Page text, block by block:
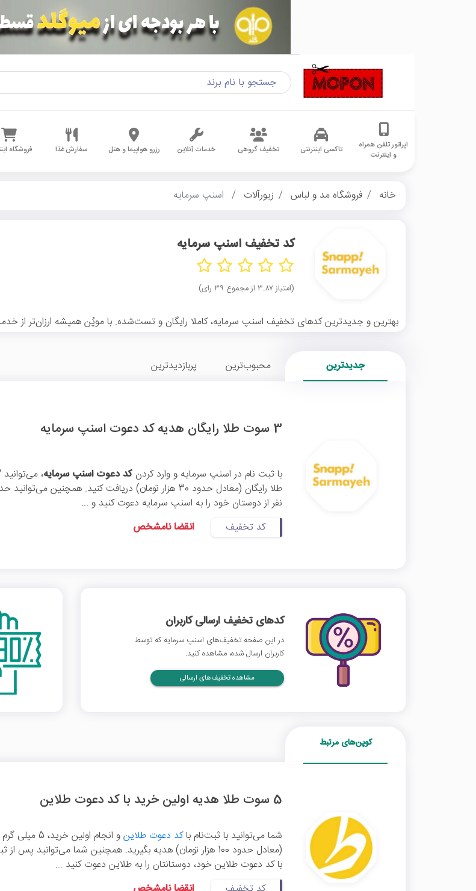
اپراتور تلفن همراه
و اینترنت
تاکسی اینترنتی تخفیف گروهی خدمات آنلاین رزرو هواپیما و هتل سفارش غذا فروشگاه
خانه فروشگاه مد و لباس زیورآلات اسنپ سرمایه
کد تخفیف اسنپ سرمایه
(امتیاز ۳.۸۷ از مجموع ۳۹ رای)
بهترین و جدیدترین کدهای تخفیف اسنپ سرمایه، کاملا رایگان و تست‌شده. با موپُن همیشه ارزان‌تر از
جدیدترین محبوب‌ترین پربازدیدترین
3 سوت طلا رایگان هدیه کد دعوت اسنپ سرمایه
با ثبت نام در اسنپ سرمایه و وارد کردن کد دعوت اسنپ سرمایه
نفر از دوستان خود را به اسنپ سرمایه دعوت کنید و ...
کد تخفیف
انقضا نامشخص
کدهای تخفیف ارسالی کاربران
در این صفحه تخفیف‌های اسنپ سرمایه که توسط
کاربران ارسال شده، مشاهده کنید.
مشاهده تخفیف‌های ارسالی
کوپن‌های مرتبط
5 سوت طلا هدیه اولین خرید با کد دعوت طلاین
شما می‌توانید با ثبت‌نام باکد دعوت طلاین
و انجام اولین خرید، 5
(معادل حدود 100 هزار تومان) هدیه بگیرید. همچنین شما می‌توانید پس از
با کد دعوت طلاین خود، دوستانتان را به طلاین دعوت کنید ...